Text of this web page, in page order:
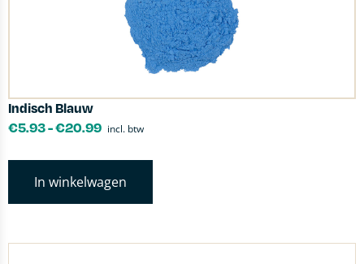
Indisch Blauw
€5.93-€20.99 incl. btw
In winkelwagen